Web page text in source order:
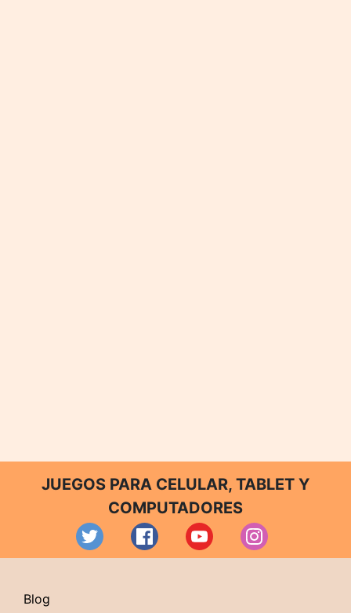
JUEGOS PARA CELULAR, TABLET Y
COMPUTADORES
Blog